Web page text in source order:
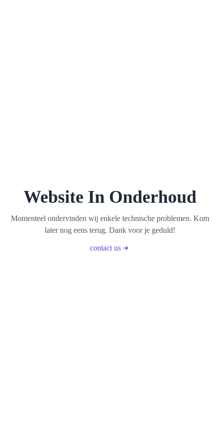
Website In Onderhoud
Momenteel ondervinden wij enkele technische problemen. Kom
later nog eens terug. Dank voor je geduld!
contact us